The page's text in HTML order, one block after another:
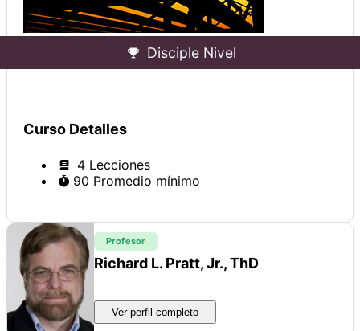
Disciple Nivel
Curso Detalles
4 Lecciones
90 Promedio mínimo
Profesor
Richard L. Pratt, Jr., ThD
Ver perfil completo